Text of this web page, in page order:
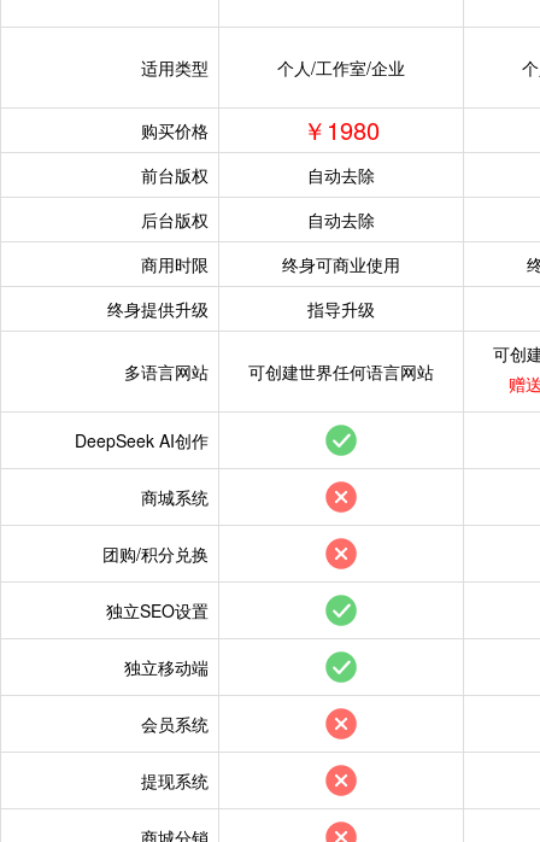
祝老板发财
祝老板发财
祝老板发财
祝老板发财
祝老板发财
祝老板发财“www.****.170”
祝老板发财“www.****.com ”
祝老板发财“www.****.cn”
祝老板发财
祝老板发财
祝老板发财
祝老板发财“www.h****.cn”
祝老板发财
祝老板发财
祝老板发财
祝老板发财
祝老板发财
祝老板发财“www.n****.cn”
祝老板发财
祝老板发财
祝老板发财
祝老板发财
祝老板发财
祝老板发财
祝老板发财
祝老板发财
祝老板发财“www.****.170”
祝老板发财“www.****.com ”
祝老板发财“www.****.cn”
祝老板发财
祝老板发财
祝老板发财
祝老板发财
祝老板发财“www.h****.cn”
祝老板发财
祝老板发财
适用类型 个人/工作室/企业
购买价格 ￥1980
前台版权
自动去除
后台版权
自动去除
商用时限
终身可商业使用
终身提供升级
指导升级
多语言网站 可创建世界任何语言网站
可创
赠
DeepSeek AI创作
商城系统
团购/积分兑换
独立SEO设置
独立移动端
会员系统
提现系统
商城分销